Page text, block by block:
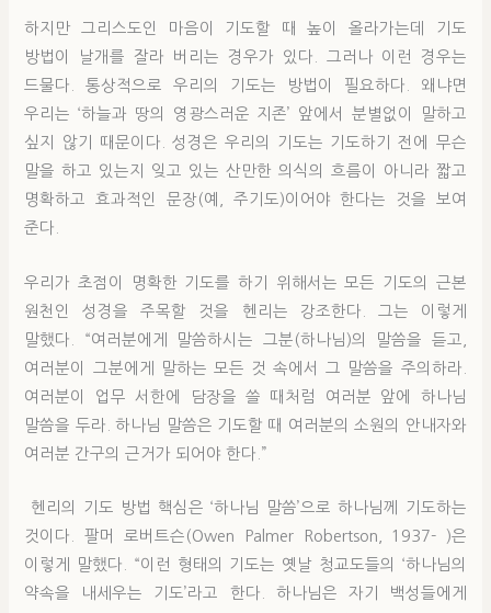
하지만 그리스도인 마음이 기도할 때 높이 올라가는데 기도
방법이 날개를 잘라 버리는 경우가 있다. 그러나 이런 경우는
드물다. 통상적으로 우리의 기도는 방법이 필요하다. 왜냐면
우리는 ‘하늘과 땅의 영광스러운 지존’ 앞에서 분별없이 말하고
싶지 않기 때문이다. 성경은 우리의 기도는 기도하기 전에 무슨
말을 하고 있는지 잊고 있는 산만한 의식의 흐름이 아니라 짧고
명확하고 효과적인 문장(예, 주기도)이어야 한다는 것을 보여
준다.
우리가 초점이 명확한 기도를 하기 위해서는 모든 기도의 근본
원천인 성경을 주목할 것을 헨리는 강조한다. 그는 이렇게
말했다. “여러분에게 말씀하시는 그분(하나님)의 말씀을 듣고,
여러분이 그분에게 말하는 모든 것 속에서 그 말씀을 주의하라.
여러분이 업무 서한에 담장을 쓸 때처럼 여러분 앞에 하나님
말씀을 두라. 하나님 말씀은 기도할 때 여러분의 소원의 안내자와
여러분 간구의 근거가 되어야 한다.”
헨리의 기도 방법 핵심은 ‘하나님 말씀’으로 하나님께 기도하는
것이다. 팔머 로버트슨(Owen Palmer Robertson, 1937- )은
이렇게 말했다. “이런 형태의 기도는 옛날 청교도들의 ‘하나님의
약속을 내세우는 기도’라고 한다. 하나님은 자기 백성들에게